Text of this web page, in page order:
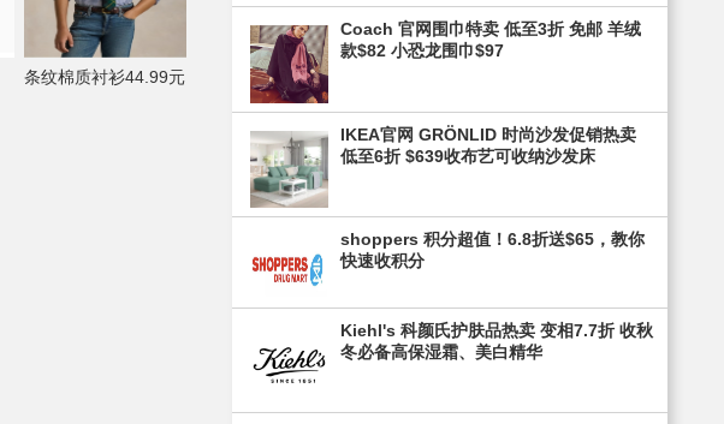
条纹棉质衬衫44.99元
Coach 官网围巾特卖 低至3折 免邮 羊绒
款$82 小恐龙围巾$97
IKEA官网 GRÖNLID 时尚沙发促销热卖
低至6折 $639收布艺可收纳沙发床
shoppers 积分超值！6.8折送$65，教你
快速收积分
Kiehl's 科颜氏护肤品热卖 变相7.7折 收秋
冬必备高保湿霜、美白精华